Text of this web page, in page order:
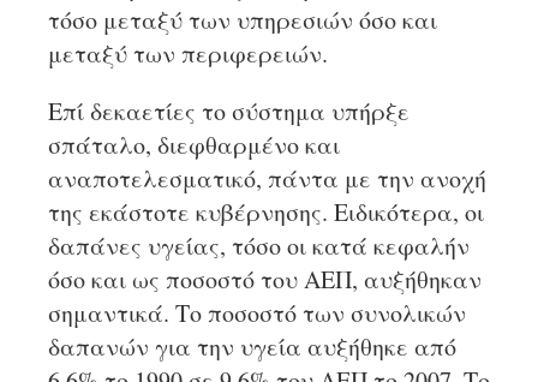
τόσο μεταξύ των υπηρεσιών όσο και
μεταξύ των περιφερειών.
Επί δεκαετίες το σύστημα υπήρξε
σπάταλο, διεφθαρμένο και
αναποτελεσματικό, πάντα με την ανοχή
της εκάστοτε κυβέρνησης. Ειδικότερα, οι
δαπάνες υγείας, τόσο οι κατά κεφαλήν
όσο και ως ποσοστό του ΑΕΠ, αυξήθηκαν
σημαντικά. Το ποσοστό των συνολικών
δαπανών για την υγεία αυξήθηκε από